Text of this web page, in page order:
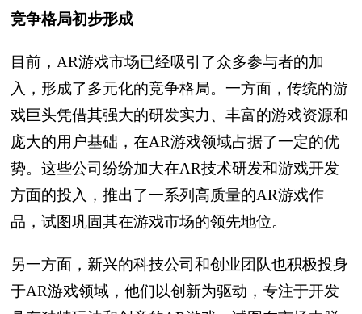
竞争格局初步形成
目前，AR游戏市场已经吸引了众多参与者的加
入，形成了多元化的竞争格局。一方面，传统的游
戏巨头凭借其强大的研发实力、丰富的游戏资源和
庞大的用户基础，在AR游戏领域占据了一定的优
势。这些公司纷纷加大在AR技术研发和游戏开发
方面的投入，推出了一系列高质量的AR游戏作
品，试图巩固其在游戏市场的领先地位。
另一方面，新兴的科技公司和创业团队也积极投身
于AR游戏领域，他们以创新为驱动，专注于开发